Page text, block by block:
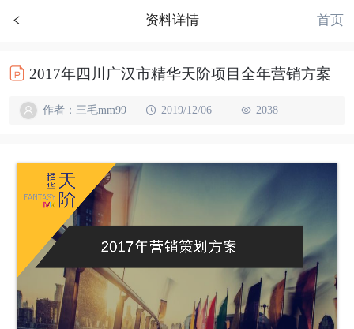
资料详情 首页
2017年四川广汉市精华天阶项目全年营销方案
作者：三毛mm99 2019/12/06 2038